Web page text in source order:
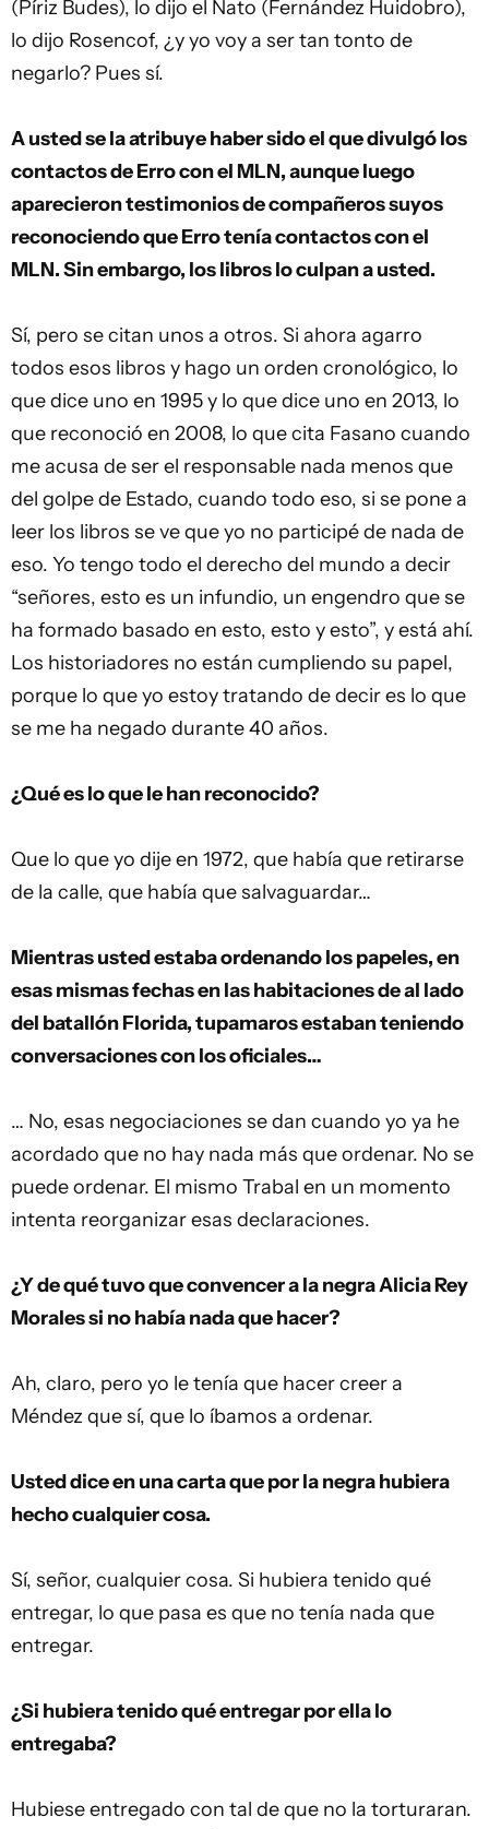
(Píriz Budes), lo dijo el Ñato (Fernández Huidobro),
lo dijo Rosencof, ¿y yo voy a ser tan tonto de
negarlo? Pues sí.
A usted se la atribuye haber sido el que divulgó los
contactos de Erro con el MLN, aunque luego
aparecieron testimonios de compañeros suyos
reconociendo que Erro tenía contactos con el
MLN. Sin embargo, los libros lo culpan a usted.
Sí, pero se citan unos a otros. Si ahora agarro
todos esos libros y hago un orden cronológico, lo
que dice uno en 1995 y lo que dice uno en 2013, lo
que reconoció en 2008, lo que cita Fasano cuando
me acusa de ser el responsable nada menos que
del golpe de Estado, cuando todo eso, si se pone a
leer los libros se ve que yo no participé de nada de
eso. Yo tengo todo el derecho del mundo a decir
“señores, esto es un infundio, un engendro que se
ha formado basado en esto, esto y esto”, y está ahí.
Los historiadores no están cumpliendo su papel,
porque lo que yo estoy tratando de decir es lo que
se me ha negado durante 40 años.
¿Qué es lo que le han reconocido?
Que lo que yo dije en 1972, que había que retirarse
de la calle, que había que salvaguardar…
Mientras usted estaba ordenando los papeles, en
esas mismas fechas en las habitaciones de al lado
del batallón Florida, tupamaros estaban teniendo
conversaciones con los oficiales…
… No, esas negociaciones se dan cuando yo ya he
acordado que no hay nada más que ordenar. No se
puede ordenar. El mismo Trabal en un momento
intenta reorganizar esas declaraciones.
¿Y de qué tuvo que convencer a la negra Alicia Rey
Morales si no había nada que hacer?
Ah, claro, pero yo le tenía que hacer creer a
Méndez que sí, que lo íbamos a ordenar.
Usted dice en una carta que por la negra hubiera
hecho cualquier cosa.
Sí, señor, cualquier cosa. Si hubiera tenido qué
entregar, lo que pasa es que no tenía nada que
entregar.
¿Si hubiera tenido qué entregar por ella lo
entregaba?
Hubiese entregado con tal de que no la torturaran.